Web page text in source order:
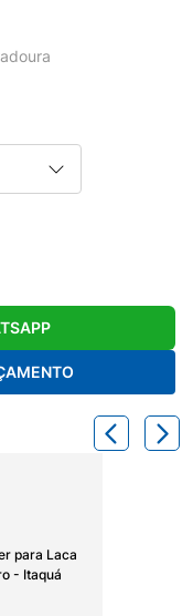
para Laca
- Itaquá